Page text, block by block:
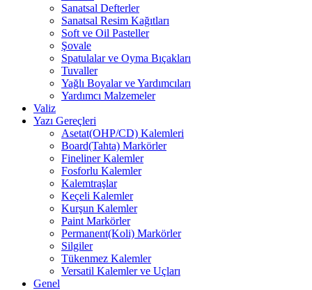
Sanatsal Defterler
Sanatsal Resim Kağıtları
Soft ve Oil Pasteller
Şovale
Spatulalar ve Oyma Bıçakları
Tuvaller
Yağlı Boyalar ve Yardımcıları
Yardımcı Malzemeler
Valiz
Yazı Gereçleri
Asetat(OHP/CD) Kalemleri
Board(Tahta) Markörler
Fineliner Kalemler
Fosforlu Kalemler
Kalemtraşlar
Keçeli Kalemler
Kurşun Kalemler
Paint Markörler
Permanent(Koli) Markörler
Silgiler
Tükenmez Kalemler
Versatil Kalemler ve Uçları
Genel